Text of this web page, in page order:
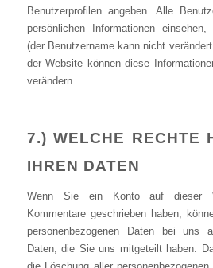
Benutzerprofilen angeben. Alle
persönlichen Informationen
(der Benutzername kann nicht
der Website können diese
verändern.
7.) WELCHE RECHTE
IHREN DATEN
Wenn Sie ein Konto auf dieser
Kommentare geschrieben haben,
personenbezogenen Daten bei uns
Daten, die Sie uns mitgeteilt haben.